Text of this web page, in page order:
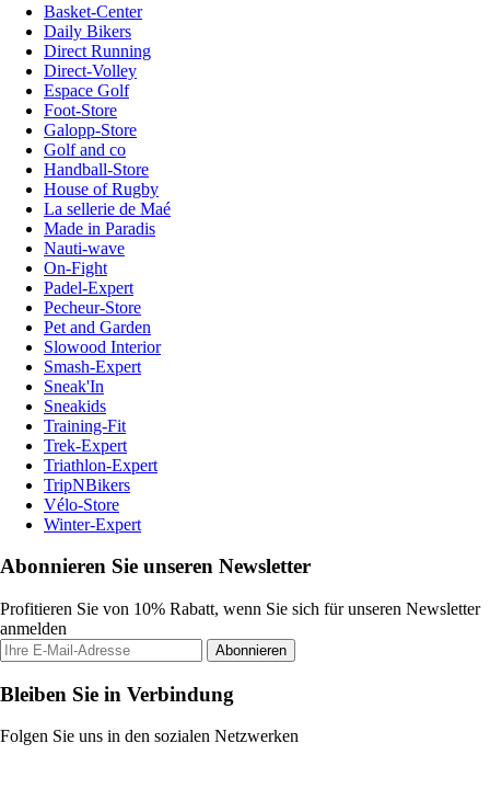
Basket-Center
Daily Bikers
Direct Running
Direct-Volley
Espace Golf
Foot-Store
Galopp-Store
Golf and co
Handball-Store
House of Rugby
La sellerie de Maé
Made in Paradis
Nauti-wave
On-Fight
Padel-Expert
Pecheur-Store
Pet and Garden
Slowood Interior
Smash-Expert
Sneak'In
Sneakids
Training-Fit
Trek-Expert
Triathlon-Expert
TripNBikers
Vélo-Store
Winter-Expert
Abonnieren Sie unseren Newsletter
Profitieren Sie von 10% Rabatt, wenn Sie sich für unseren Newsletter
anmelden
Abonnieren
Bleiben Sie in Verbindung
Folgen Sie uns in den sozialen Netzwerken